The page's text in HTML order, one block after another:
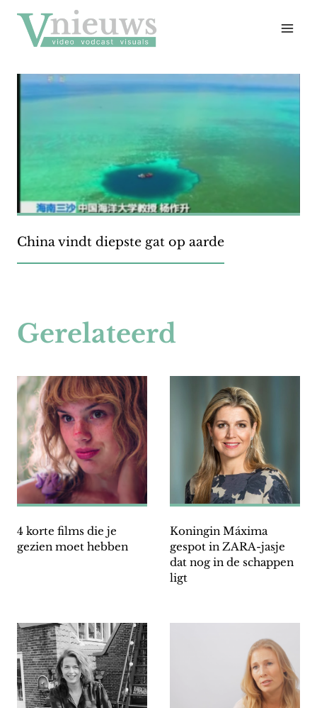
naar
inhoud
China vindt diepste gat op aarde
Gerelateerd
4 korte films die je
gezien moet hebben
Koningin Máxima
gespot in ZARA-jasje
dat nog in de schappen
ligt